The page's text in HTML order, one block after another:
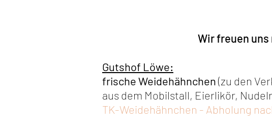
Wir freuen uns
Gutshof Löwe:
frische Weidehähnchen(zu den
aus dem Mobilstall, Eierlikör,
TK-Weidehähnchen - Abholung